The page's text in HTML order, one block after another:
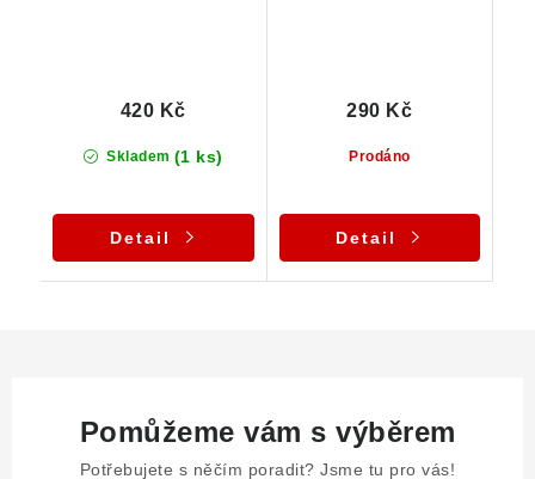
Skladem (1 ks)
420 Kč
Detail
Prodáno
290 Kč
Detail
Pomůžeme vám s výběrem
Potřebujete s něčím poradit? Jsme tu pro vás!